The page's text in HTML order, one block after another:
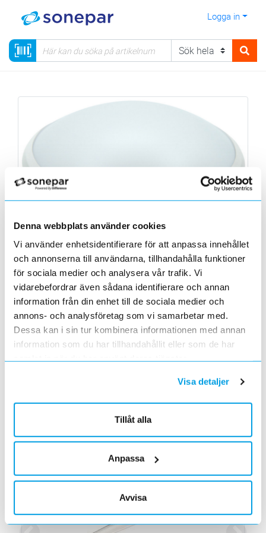
Denna webbplats använder cookies
Vi använder enhetsidentifierare för att anpassa innehållet
och annonserna till användarna, tillhandahålla funktioner
för sociala medier och analysera vår trafik. Vi
vidarebefordrar även sådana identifierare och annan
information från din enhet till de sociala medier och
annons- och analysföretag som vi samarbetar med.
Dessa kan i sin tur kombinera informationen med annan
information som du har tillhandahållit eller som de har
samlat in när du har använt deras tjänster.
Visa detaljer
Tillåt alla
Anpassa
Avvisa
Logga in
Enzo - Endast hos Sonepar!
Prisvärd plafond för många applikationer.
Enzo är en plafond tillverkad för inomhusbruk i både
bostäder och offentliga miljöer. Den ger ett jämnt och
behagligt ljus genom en slitstark PMMA-kupa. Finns i
två storlekar och har en färgtemperatur på 3000K. Tack
vare IP44-klassning är Enzo även lämplig för fuktiga
Se alla artiklar här >>
Läs mer om produkten